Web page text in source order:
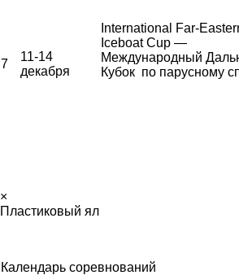
7
11-14
декабря
International Far-
Iceboat Cup —
Международный
Кубок по парусному
×
Пластиковый ял
Календарь соревнований